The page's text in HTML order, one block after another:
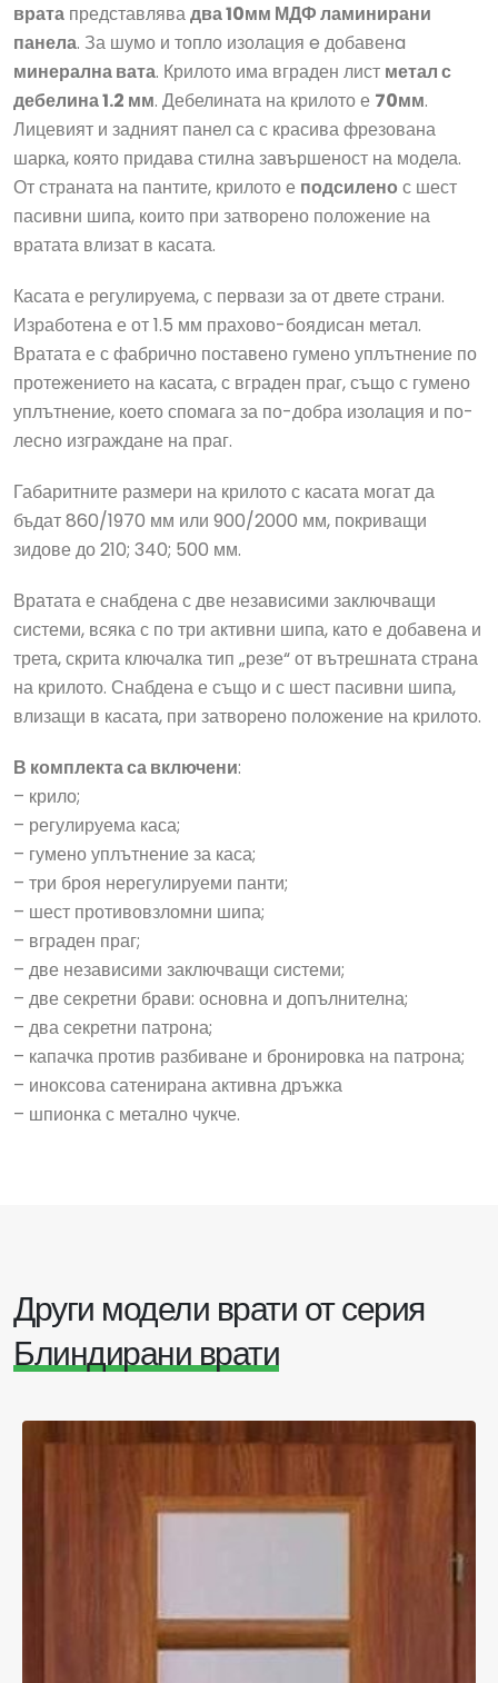
врата представлявадва 10мм МДФ ламинирани
панела. За шумо и топло изолация e добавенa
минерална вата. Крилото има вграден лист метал с
дебелина 1.2 мм. Дебелината на крилото е 70мм.
Лицевият и задният панел са с красива фрезована
шарка, която придава стилна завършеност на модела.
От страната на пантите, крилото е подсилено с шест
пасивни шипа, които при затворено положение на
вратата влизат в касата.
Касата е регулируема, с первази за от двете страни.
Изработена е от 1.5 мм прахово-боядисан метал.
Вратата е с фабрично поставено гумено уплътнение по
протежението на касата, с вграден праг, също с гумено
уплътнение, което спомага за по-добра изолация и по-
лесно изграждане на праг.
Габаритните размери на крилото с касата могат да
бъдат 860/1970 мм или 900/2000 мм, покриващи
зидове до 210; 340; 500 мм.
Вратата е снабдена с две независими заключващи
системи, всяка с по три активни шипа, като е добавена и
трета, скрита ключалка тип „резе“ от вътрешната страна
на крилото. Снабдена е също и с шест пасивни шипа,
влизащи в касата, при затворено положение на крилото.
В комплекта са включени:
– крило;
– регулируема каса;
– гумено уплътнение за каса;
– три броя нерегулируеми панти;
– шест противовзломни шипа;
– вграден праг;
– две независими заключващи системи;
– две секретни брави: основна и допълнителна;
– два секретни патрона;
– капачка против разбиване и бронировка на патрона;
– иноксова сатенирана активна дръжка
– шпионка с метално чукче.
Други модели врати от серия
Блиндирани врати